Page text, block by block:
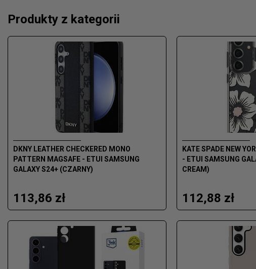
Produkty z kategorii
DKNY LEATHER CHECKERED MONO
PATTERN MAGSAFE - ETUI SAMSUNG
GALAXY S24+ (CZARNY)
113,86 zł
KATE SPADE NEW
- ETUI SAMSUNG
CREAM)
112,88 zł